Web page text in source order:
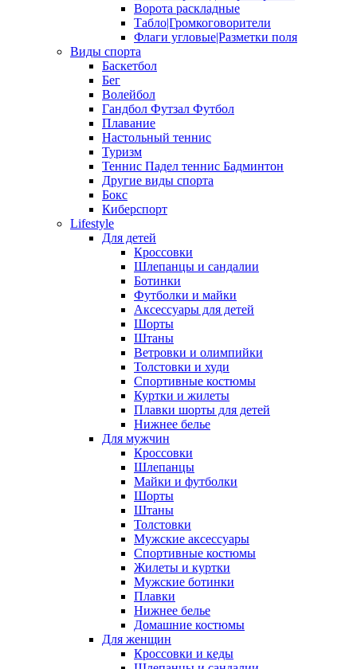
Ворота раскладные
Табло|Громкоговорители
Флаги угловые|Разметки поля
Виды спорта
Баскетбол
Бег
Волейбол
Гандбол Футзал Футбол
Плавание
Настольный теннис
Туризм
Теннис Падел теннис Бадминтон
Другие виды спорта
Бокс
Киберспорт
Lifestyle
Для детей
Кроссовки
Шлепанцы и сандалии
Ботинки
Футболки и майки
Аксессуары для детей
Шорты
Штаны
Ветровки и олимпийки
Толстовки и худи
Спортивные костюмы
Куртки и жилеты
Плавки шорты для детей
Нижнее белье
Для мужчин
Кроссовки
Шлепанцы
Майки и футболки
Шорты
Штаны
Толстовки
Мужские аксессуары
Спортивные костюмы
Жилеты и куртки
Мужские ботинки
Плавки
Нижнее белье
Домашние костюмы
Для женщин
Кроссовки и кеды